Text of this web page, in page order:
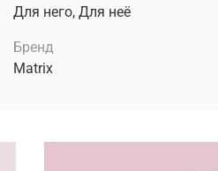
Для него, Для неё
Бренд
Matrix